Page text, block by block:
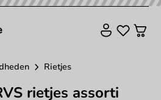
Rietjes
rietjes assorti